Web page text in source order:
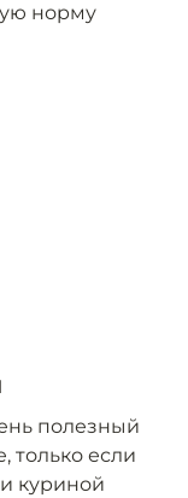
норму
полезный
только если
и куриной